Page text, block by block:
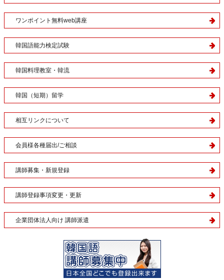
ワンポイント無料web講座
韓国語能力検定試験
韓国料理教室・韓流
韓国（短期）留学
相互リンクについて
会員様各種届出/ご相談
講師募集・新規登録
講師登録事項変更・更新
企業団体法人向け 講師派遣